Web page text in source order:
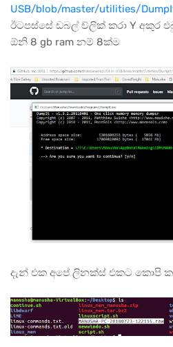
USB/blob/master/utilities/
ඊටපස්සේ ඩබල් ච්ලික් කරා Y අකුර
ඕනි 8 gb ram නම් 8ක්ම
දැන් එක අපේ ලිනක්ස් එකට කොපි